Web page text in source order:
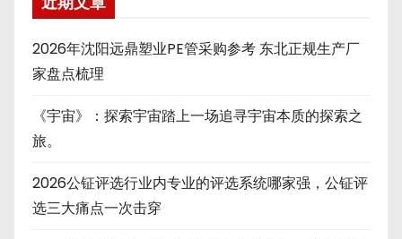
2026年沈阳远鼎塑业PE管采购参考 东北正规生产厂
家盘点梳理
《宇宙》：探索宇宙踏上一场追寻宇宙本质的探索之
旅。
2026公钲评选行业内专业的评选系统哪家强，公钲评
选三大痛点一次击穿